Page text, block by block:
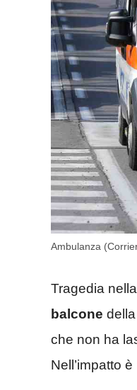
Ambulanza
Tragedia
balcone
che non ha
Nell’impatto